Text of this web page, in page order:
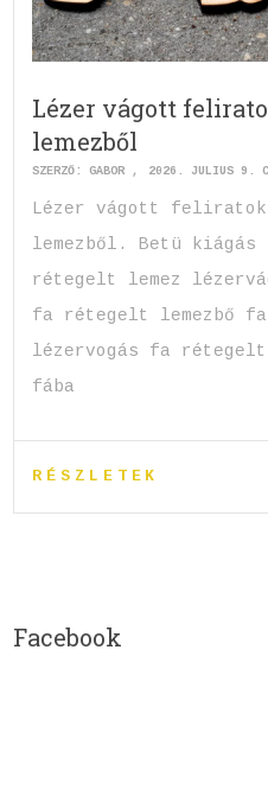
Lézer vágott
lemezből
SZERZŐ:GABOR 2026. JÚLIUS 9.
Lézer vágott
lemezből. Betü
rétegelt lemez
fa rétegelt lemezbő fa
lézervogás fa
fába
RÉSZLETEK
Facebook